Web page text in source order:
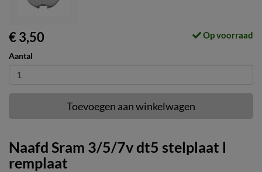
€ 3,50 Op voorraad
Aantal
Toevoegen aan winkelwagen
Naafd Sram 3/5/7v dt5 stelplaat l
remplaat